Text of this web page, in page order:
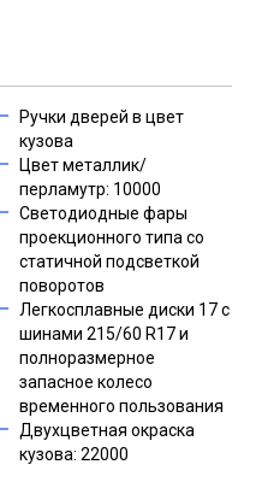
Ручки дверей в цвет
кузова
Цвет металлик/
перламутр: 10000
Светодиодные фары
проекционного типа со
статичной подсветкой
поворотов
Легкосплавные диски 17 с
шинами 215/60 R17 и
полноразмерное
запасное колесо
временного пользования
Двухцветная окраска
кузова: 22000